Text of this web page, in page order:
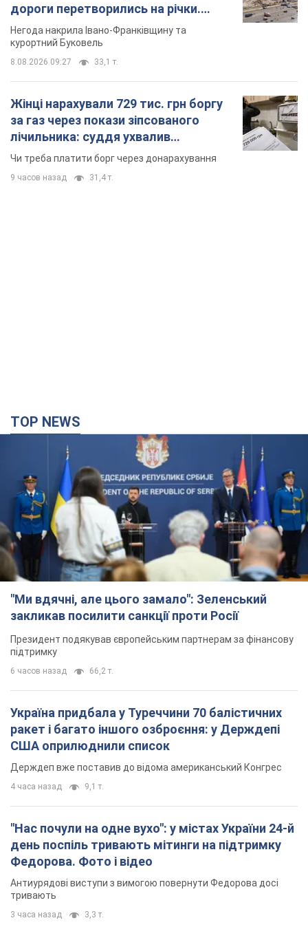
дороги перетворились на річки.
Відео
Негода накрила Івано-Франківщину та
курортний Буковель
8.08.2026 09:27 33,1 т.
Жінці нарахували 729 тис. грн боргу
за газ через покази зіпсованого
лічильника: суддя ухвалив
неочікуване рішення
Чи треба платити борг через донарахування
9 часов назад 31,4 т.
TOP NEWS
"Ми вдячні, але цього замало": Зеленський
закликав посилити санкції проти Росії
Президент подякував європейським партнерам за фінансову
підтримку
6 часов назад 66,2 т.
Україна придбала у Туреччини 70 балістичних
ракет і багато іншого озброєння: у Держдепі
США оприлюднили список
Держдеп вже поставив до відома американський Конгрес
4 часа назад 9,1 т.
"Нас почули на одне вухо": у містах України 24-й
день поспіль тривають мітинги на підтримку
Федорова. Фото і відео
Антиурядові виступи з вимогою повернути Федорова досі
тривають
3 часа назад 3,3 т.